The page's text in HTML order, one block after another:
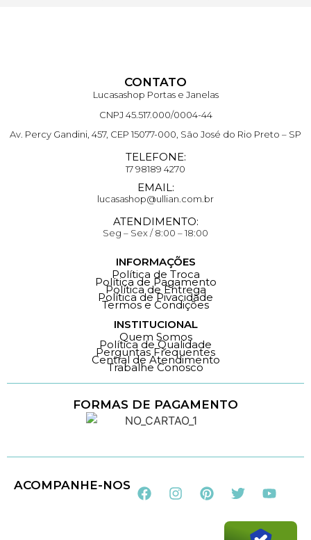
CONTATO
Lucasashop Portas e Janelas
CNPJ 45.517.000/0004-44
Av. Percy Gandini, 457, CEP 15077-000, São José do Rio Preto – SP
TELEFONE:
17 98189 4270
EMAIL:
lucasashop@ullian.com.br
ATENDIMENTO:
Seg – Sex / 8:00 – 18:00
INFORMAÇÕES
Política de Troca
Política de Pagamento
Política de Entrega
Política de Pivacidade
Termos e Condições
INSTITUCIONAL
Quem Somos
Política de Qualidade
Perguntas Frequentes
Central de Atendimento
Trabalhe Conosco
FORMAS DE PAGAMENTO
ACOMPANHE-NOS